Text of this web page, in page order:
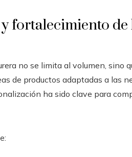
fortalecimiento
no se limita al volumen, sino
de productos adaptadas a las
ha sido clave para